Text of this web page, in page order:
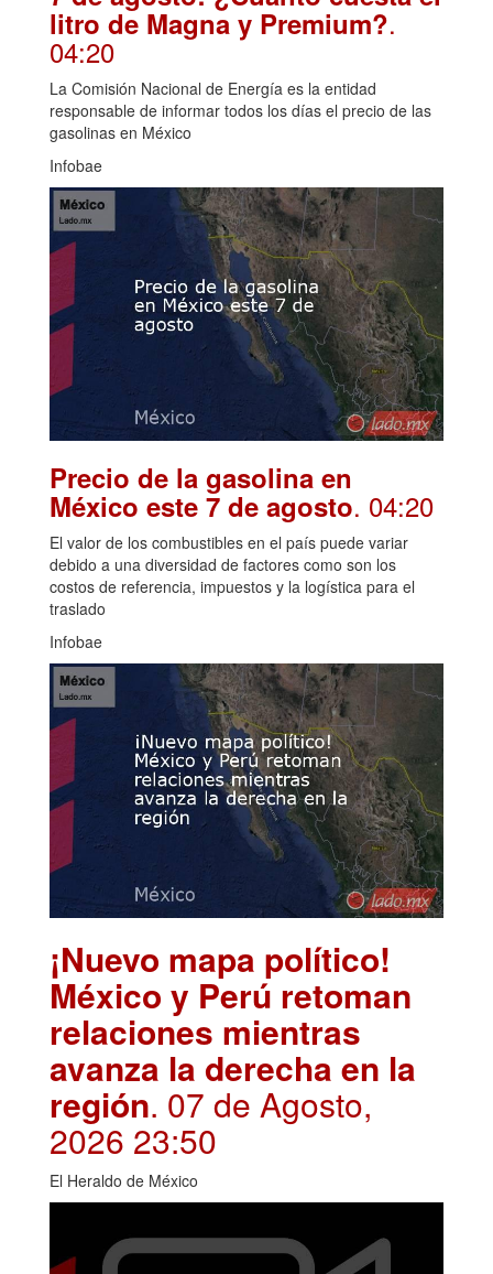
litro de Magna y Premium?.
04:20
La Comisión Nacional de Energía es la entidad
responsable de informar todos los días el precio de las
gasolinas en México
Infobae
Precio de la gasolina en
México este 7 de agosto. 04:20
El valor de los combustibles en el país puede variar
debido a una diversidad de factores como son los
costos de referencia, impuestos y la logística para el
traslado
Infobae
¡Nuevo mapa político!
México y Perú retoman
relaciones mientras
avanza la derecha en la
región. 07 de Agosto,
2026 23:50
El Heraldo de México